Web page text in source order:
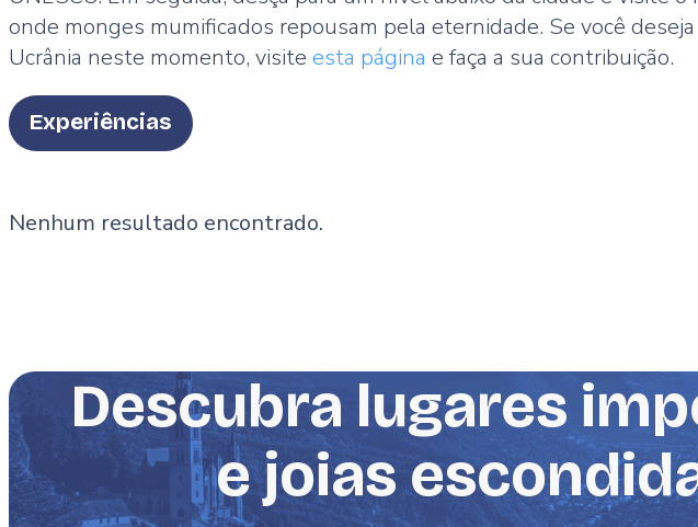
onde monges mumificados repousam pela eternidade. Se você
Ucrânia neste momento, visite esta página e faça a sua contribuição.
Type
Experiências
Nenhum resultado encontrado.
Descubra lugares
e joias